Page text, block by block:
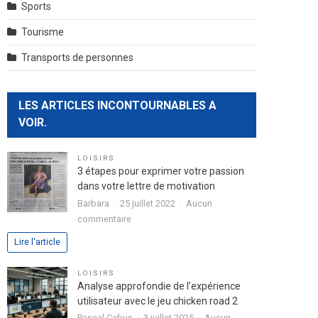
Sports
Tourisme
Transports de personnes
LES ARTICLES INCONTOURNABLES A
VOIR.
LOISIRS
3 étapes pour exprimer votre passion
dans votre lettre de motivation
Barbara 25 juillet 2022
Aucun
commentairesur
exprimer
votre
passion
Lire l'article
LOISIRS
Analyse approfondie de l’expérience
utilisateur avec le jeu chicken road 2